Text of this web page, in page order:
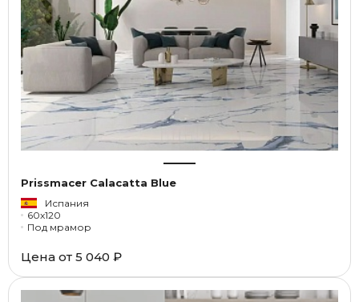
Prissmacer Calacatta Blue
Испания
60x120
Под мрамор
Цена от 5 040 ₽